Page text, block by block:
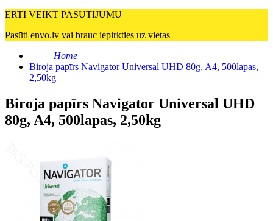
ĒRTI VEIKT PASŪTĪJUMU
Pasūti envo.lv vai brauc iepirkties uz vietas
Home
Biroja papīrs Navigator Universal UHD 80g, A4, 500lapas,
2,50kg
Biroja papīrs Navigator Universal UHD
80g, A4, 500lapas, 2,50kg